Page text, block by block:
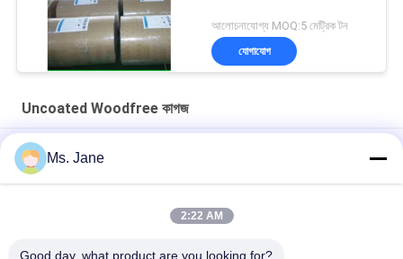
আলোচনাযোগ্য MOQ:5 মেট্রিক টন
যোগাযোগ
Uncoated Woodfree কাগজ
স্কুলের পাঠ্যপুস্তক মুদ্রণের জন্য অসচ্ছল উডফ্রী পেপার সাদা রঙের কালি
সিবি সিএফবি সিএফ 9.5 '' x 11 '' তাপীয় প্রিন্টারের জন্য কার্বনলেস কাগজ এনসিআর পেপার
Ms. Jane
2:22 AM
Good day, what product are you looking for?